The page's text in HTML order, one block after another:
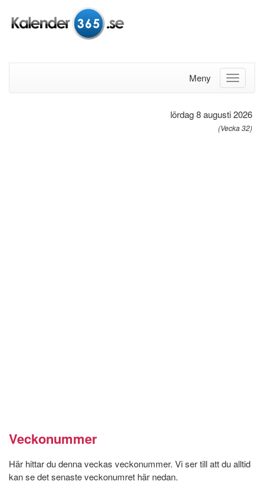
Meny
lördag 8 augusti 2026
(Vecka 32)
Veckonummer
Här hittar du denna veckas veckonummer. Vi ser till att du alltid
kan se det senaste veckonumret här nedan.